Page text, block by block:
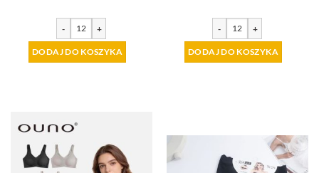
- +
DODAJ DO KOSZYKA
- +
DODAJ DO KOSZYKA